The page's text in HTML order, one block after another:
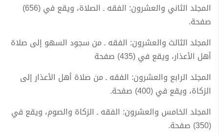
المجلد الثاني والعشرون: الفقه ـ الصلاة، ويقع في (656)
صفحة.
المجلد الثالث والعشرون: الفقه ـ من سجود السهو إلى صلاة
أهل الأعذار، ويقع في (435) صفحة
المجلد الرابع والعشرون: الفقه ـ من صلاة أهل الأعذار إلى
الزكاة، ويقع في (400) صفحة.
المجلد الخامس والعشرون: الفقه ـ الزكاة والصوم، ويقع في
(350) صفحة.